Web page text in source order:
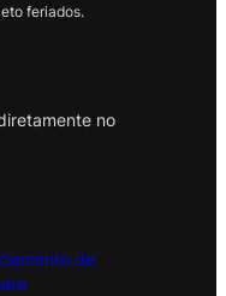
feriados.
no
de